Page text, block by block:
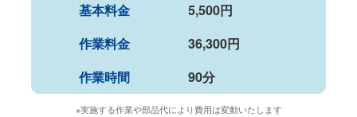
基本料金
5,500円
作業料金
36,300円
作業時間
90分
※実施する作業や部品代により費用は変動いたします